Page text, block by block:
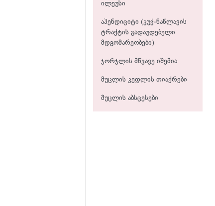
ილეუსი
აპენდიციტი (კუჭ-ნაწლავის
ტრაქტის გადაუდებელი
მდგომარეობები)
ჯორჯლის მწვავე იშემია
მუცლის კედლის თიაქრები
მუცლის აბსცესები